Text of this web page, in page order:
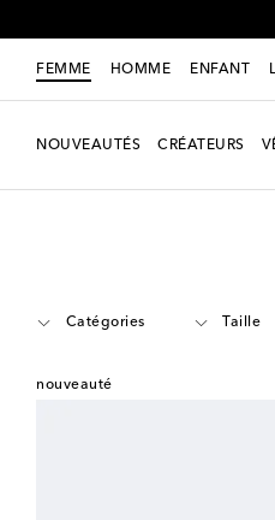
FEMME HOMME ENFANT
NOUVEAUTÉS CRÉATEURS
Catégories Taille
nouveauté